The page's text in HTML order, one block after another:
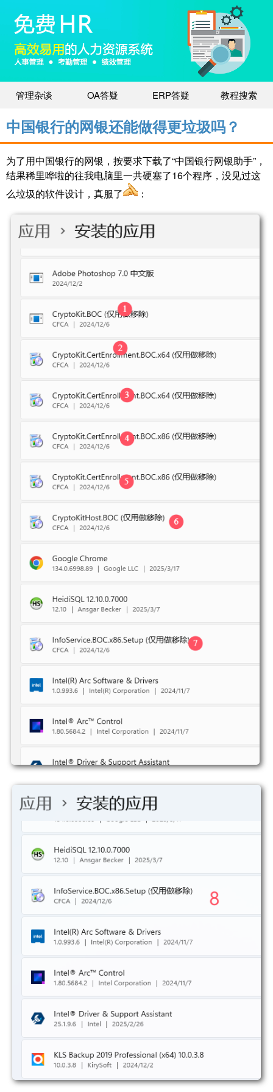
管理杂谈 OA答疑 ERP答疑 教程搜索
中国银行的网银还能做得更垃圾吗？
为了用中国银行的网银，按要求下载了“中国银行网银助手”，
结果稀里哗啦的往我电脑里一共硬塞了16个程序，没见过这
么垃圾的软件设计，真服了
​：